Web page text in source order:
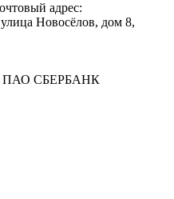
адрес:
Новосёлов, дом 8,
СБЕРБАНК